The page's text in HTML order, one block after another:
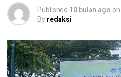
Published 10 bulan ago on
By redaksi